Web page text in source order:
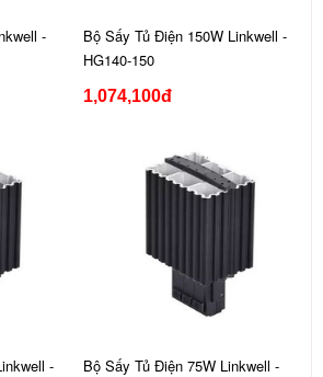
-
Bộ Sấy Tủ Điện 150W Linkwell -
HG140-150
1,074,100đ
-
Bộ Sấy Tủ Điện 75W Linkwell -